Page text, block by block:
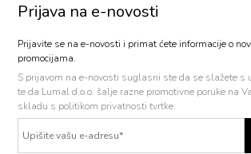
Prijava na e-novosti
Prijavite se na e-novosti i primat ćete informacije o
promocijama.
S prijavom na e-novosti suglasni ste da se slažete s
te da Lumal d.o.o. šalje razne promotivne poruke na
skladu s politikom privatnosti tvrtke.